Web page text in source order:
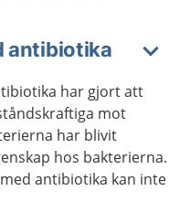
antibiotika
har gjort att
mot
har blivit
hos bakterierna.
antibiotika kan inte